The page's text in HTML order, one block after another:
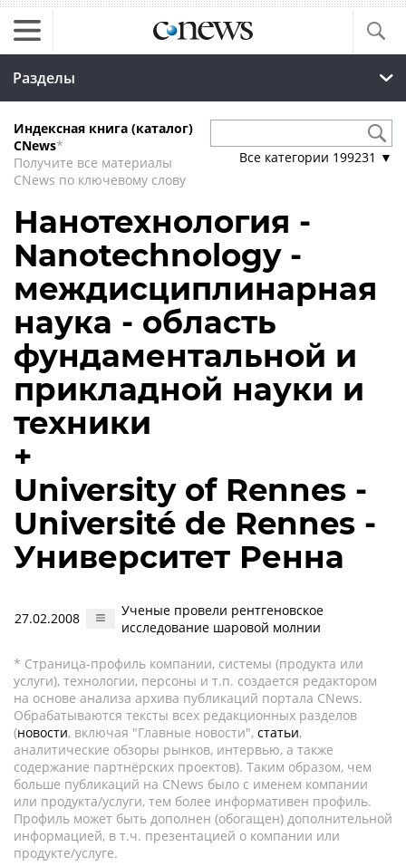
Разделы
Индексная книга (каталог)
CNews*
Получите все материалы
CNews по ключевому слову
Все категории 199231 ▼
Нанотехнология -
Nanotechnology -
междисциплинарная
наука - область
фундаментальной и
прикладной науки и
техники
+
University of Rennes -
Université de Rennes -
Университет Ренна
27.02.2008
Ученые провели рентгеновское
исследование шаровой молнии
* Страница-профиль компании, системы (продукта или
услуги), технологии, персоны и т.п. создается редактором
на основе анализа архива публикаций портала CNews.
Обрабатываются тексты всех редакционных разделов
(новости, включая "Главные новости", статьи,
аналитические обзоры рынков, интервью, а также
содержание партнёрских проектов). Таким образом, чем
больше публикаций на CNews было с именем компании
или продукта/услуги, тем более информативен профиль.
Профиль может быть дополнен (обогащен) дополнительной
информацией, в т.ч. презентацией о компании или
продукте/услуге.